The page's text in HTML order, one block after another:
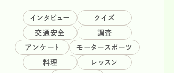
インタビュー クイズ
交通安全 調査
アンケート モータースポーツ
料理 レッスン